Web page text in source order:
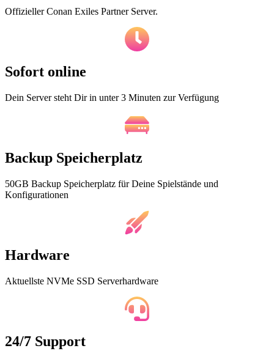
Offizieller Conan Exiles Partner Server.
Sofort online
Dein Server steht Dir in unter 3 Minuten zur Verfügung
Backup Speicherplatz
50GB Backup Speicherplatz für Deine Spielstände und
Konfigurationen
Hardware
Aktuellste NVMe SSD Serverhardware
24/7 Support